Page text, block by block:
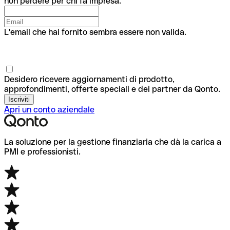
L'email che hai fornito sembra essere non valida.
Desidero ricevere aggiornamenti di prodotto,
approfondimenti, offerte speciali e dei partner da Qonto.
Apri un conto aziendale
La soluzione per la gestione finanziaria che dà la carica a
PMI e professionisti.